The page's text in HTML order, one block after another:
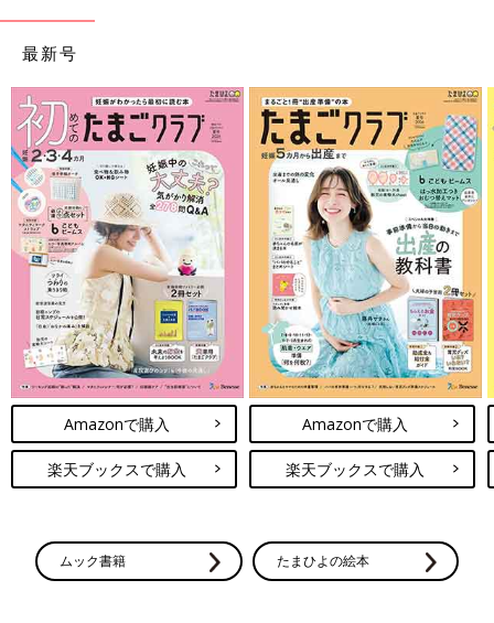
最新号
Amazonで購入
楽天ブックスで購入
Amazonで購入
楽天ブックスで購入
ムック書籍 たまひよの絵本